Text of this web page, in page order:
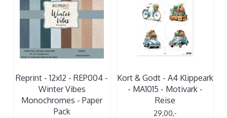
Reprint - 12x12 - REP004 -
Winter Vibes
Monochromes - Paper
Pack
Kort & Godt - A4 Klippeark
- MA1015 - Motivark -
Reise
29,00,-